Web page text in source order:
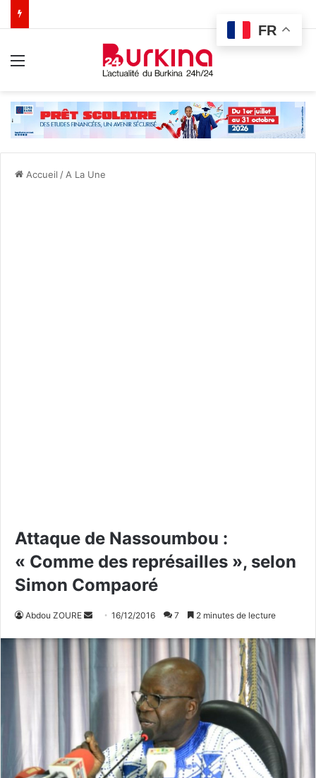
Accueil / A La Une
Attaque de Nassoumbou :
« Comme des représailles », selon
Simon Compaoré
Abdou ZOURE
e
u
n
c
16/12/2016 7 2 minutes de lecture
FR